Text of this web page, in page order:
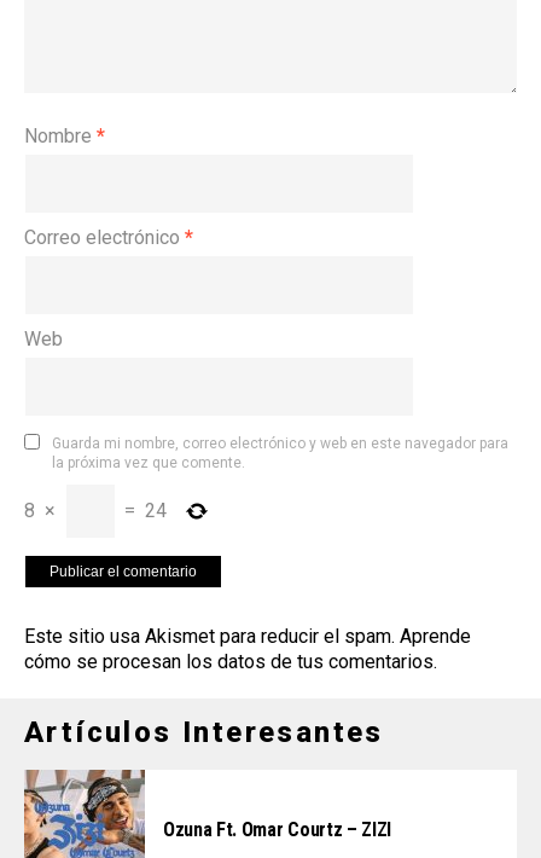
Nombre *
Correo electrónico *
Web
Guarda mi nombre, correo electrónico y web en este navegador para
la próxima vez que comente.
8 × = 24
Este sitio usa Akismet para reducir el spam. Aprende
cómo se procesan los datos de tus comentarios.
Artículos Interesantes
Ozuna Ft. Omar Courtz – ZIZI